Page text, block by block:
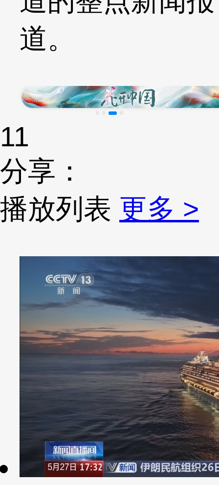
道。
11
分享：
播放列表 更多 >